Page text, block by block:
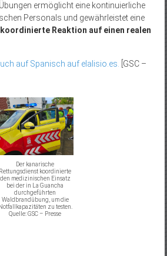
ermöglicht eine kontinuierliche
Personals und gewährleistet eine
Reaktion auf einen realen
auf Spanisch auf elalisio.es. [GSC –
Der kanarische
Rettungsdienst koordinierte
den medizinischen Einsatz
bei der in La Guancha
durchgeführten
Waldbrandübung, um die
zu testen.
Quelle: GSC – Presse